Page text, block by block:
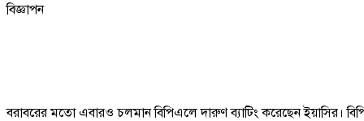
বিজ্ঞাপন
বরাবরের মতো এবারও চলমান বিপিএলে দারুণ ব্যাটিং করেছেন ইয়াসির।